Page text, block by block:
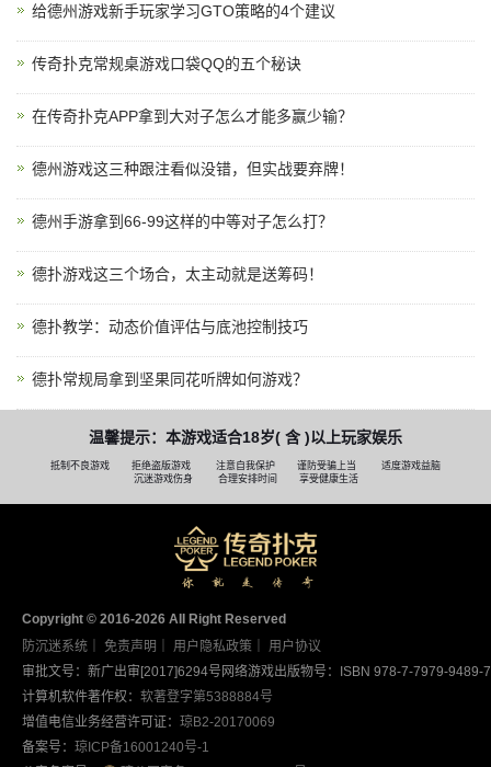
给德州游戏新手玩家学习GTO策略的4个建议
传奇扑克常规桌游戏口袋QQ的五个秘诀
在传奇扑克APP拿到大对子怎么才能多赢少输？
德州游戏这三种跟注看似没错，但实战要弃牌！
德州手游拿到66-99这样的中等对子怎么打？
德扑游戏这三个场合，太主动就是送筹码！
德扑教学：动态价值评估与底池控制技巧
德扑常规局拿到坚果同花听牌如何游戏？
温馨提示：本游戏适合18岁( 含 )以上玩家娱乐
抵制不良游戏 拒绝盗版游戏 注意自我保护 谨防受骗上当
适度游戏益脑
沉迷游戏伤身
合理安排时间 享受健康生活
Copyright © 2016-2026 AII Right Reserved
防沉迷系统
免责声明 用户隐私政策
用户协议
审批文号：新广出审[2017]6294号 网络游戏出版物号：ISBN 978-7-7979-9489-7
计算机软件著作权： 软著登字第5388884号
增值电信业务经营许可证： 琼B2-20170069
备案号： 琼ICP备16001240号-1